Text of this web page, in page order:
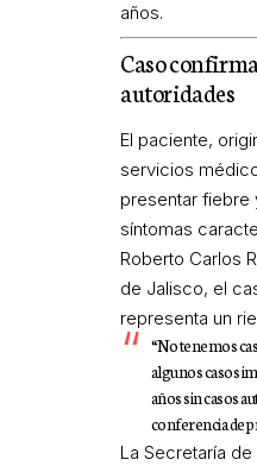
años.
Caso
autoridades
El paciente,
servicios
presentar fiebre
síntomas
Roberto Carlos
de Jalisco, el
representa un
“No tenemos
algunos casos
años sin casos
conferencia de
La Secretaría